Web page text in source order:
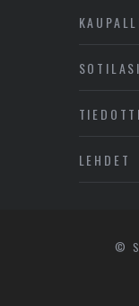
LEHDET
©